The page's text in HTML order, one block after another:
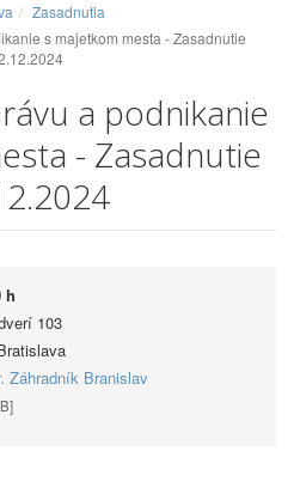
Zasadnutia
s majetkom mesta - Zasadnutie
a podnikanie
- Zasadnutie
h
103
Záhradník Branislav